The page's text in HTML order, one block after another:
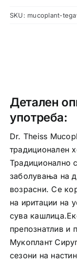
од
SKU: mucoplant-
Детален
употреба:
Dr. Theiss
традиционален
Традиционално
заболувања на
возрасни. Се
на иритации на
сува
препознатлив и
Мукоплант
сезони на